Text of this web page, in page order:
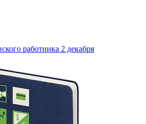
работника 2 декабря